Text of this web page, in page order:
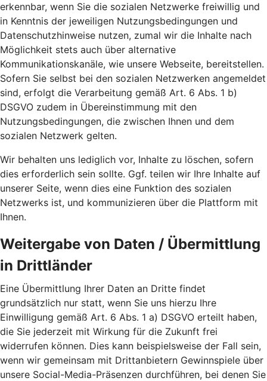
erkennbar, wenn Sie die sozialen Netzwerke freiwillig und
in Kenntnis der jeweiligen Nutzungsbedingungen und
Datenschutzhinweise nutzen, zumal wir die Inhalte nach
Möglichkeit stets auch über alternative
Kommunikationskanäle, wie unsere Webseite, bereitstellen.
Sofern Sie selbst bei den sozialen Netzwerken angemeldet
sind, erfolgt die Verarbeitung gemäß Art. 6 Abs. 1 b)
DSGVO zudem in Übereinstimmung mit den
Nutzungsbedingungen, die zwischen Ihnen und dem
sozialen Netzwerk gelten.
Wir behalten uns lediglich vor, Inhalte zu löschen, sofern
dies erforderlich sein sollte. Ggf. teilen wir Ihre Inhalte auf
unserer Seite, wenn dies eine Funktion des sozialen
Netzwerks ist, und kommunizieren über die Plattform mit
Ihnen.
Weitergabe von Daten / Übermittlung
in Drittländer
Eine Übermittlung Ihrer Daten an Dritte findet
grundsätzlich nur statt, wenn Sie uns hierzu Ihre
Einwilligung gemäß Art. 6 Abs. 1 a) DSGVO erteilt haben,
die Sie jederzeit mit Wirkung für die Zukunft frei
widerrufen können. Dies kann beispielsweise der Fall sein,
wenn wir gemeinsam mit Drittanbietern Gewinnspiele über
unsere Social-Media-Präsenzen durchführen, bei denen Sie